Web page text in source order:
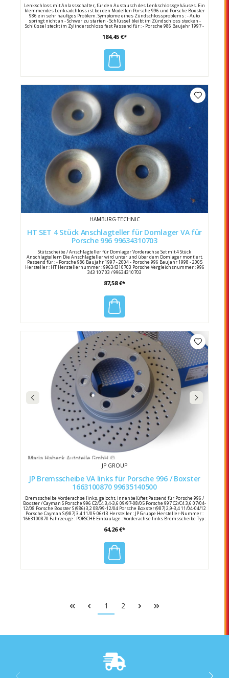
Lenkschloss mit Anlassschalter, für den Austausch des Lenkschlossgehäuses. Ein
klemmendes Lenkradchloss ist bei den Modellen Porsche 996 und Porsche Boxster
986 ein sehr häufiges Problem. Symptome eines Zündschlossproblems : - Auto
springt nicht an - Schwer zu starten - Schlüssel bleibt im Zündschloss stecken -
Schlüssel steckt im Zylinderschloss fest Passend für : - Porsche 986 Baujahr 1997 -
Nummer : 99634701707 Porsche Vergleichsnummer : 996 347 017 07 / 99634701707
184,45 €*
HAMBURG-TECHNIC
HT SET 4 Stück Anschlagteller für Domlager VA für
Porsche 996 99634310703
Stützscheibe / Anschlagteller für Domlager Vorderachse Set mit 4 Stück
Anschlagtellern Die Anschlagteller wird unter und über dem Domlager montiert.
Passend für : - Porsche 986 Baujahr 1997 - 2004 - Porsche 996 Baujahr 1998 - 2005
Hersteller : HT Herstellernummer : 99634310703 Porsche Vergleichsnummer : 996
343 107 03 / 99634310703
87,58 €*
JP GROUP
JP Bremsscheibe VA links für Porsche 996 / Boxster
1663100870 99635140500
Bremsscheibe Vorderachse links, gelocht, innenbelüftet Passend für Porsche 996 /
Boxster / Cayman S Porsche 996 C2/C4 3,4-3,6 09/97-08/05 Porsche 997 C2/C4 3,6 07/04-
12/08 Porsche Boxster S (986) 3,2 08/99-12/04 Porsche Boxster (987) 2,9-3,4 11/04-04/12
Porsche Cayman S (987) 3.4 11/05-06/13 Hersteller : JP Gruppe Hersteller-Nummer :
1663100870 Fahrzeuge : PORSCHE Einbaulage : Vorderachse links Bremsscheibe Typ :
: 28 mm Mindestdicke : 26 mm Anzahl der Löcher : 5 Schraubenkreis Ø : 130 mm
64,26 €*
1 2